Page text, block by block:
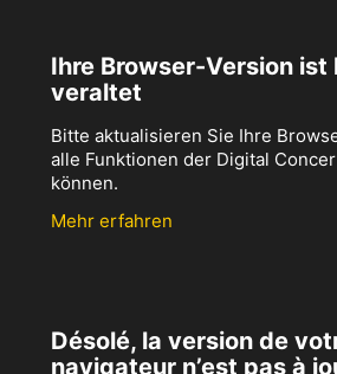
Ihre Browser-Version ist
veraltet
Bitte aktualisieren Sie Ihre
alle Funktionen der Digital
können.
Mehr erfahren
Désolé, la version de
navigateur n’est pas à